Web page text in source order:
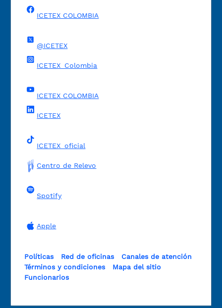
ICETEX COLOMBIA
@ICETEX
ICETEX_Colombia
ICETEX COLOMBIA
ICETEX
ICETEX_oficial
Centro de Relevo
Spotify
Apple
Políticas Red de oficinas
Canales de atención
Términos y condiciones
Mapa del sitio
Funcionarios